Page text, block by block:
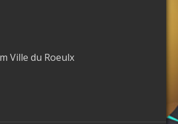
Ville du Roeulx